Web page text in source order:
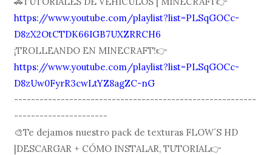
https://www.youtube.com/playlist?list=PLSqGOCc-
D8zX2OtCTDK66IGB7UXZRRCH6
¡TROLLEANDO EN MINECRAFT!👉
https://www.youtube.com/playlist?list=PLSqGOCc-
D8zUw0FyrR3cwLtYZ8agZC-nG
---------------------------------------------------------
----------------------
🎨Te dejamos nuestro pack de texturas FLOW´S HD
|DESCARGAR + CÓMO INSTALAR, TUTORIAL👉